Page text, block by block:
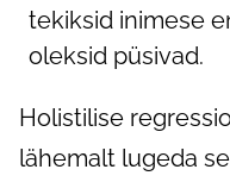
tekiksid inimese
oleksid püsivad.
Holistilise
lähemalt lugeda